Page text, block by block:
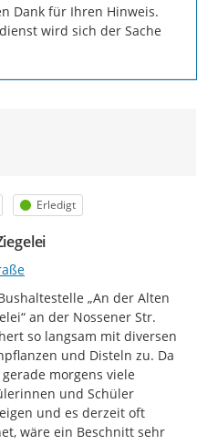
Dank für Ihren Hinweis.
wird sich der Sache
Status
Erledigt
„An der Alten
an der Nossener Str.
so langsam mit diversen
und Disteln zu. Da
morgens viele
und Schüler
und es derzeit oft
wäre ein Beschnitt sehr